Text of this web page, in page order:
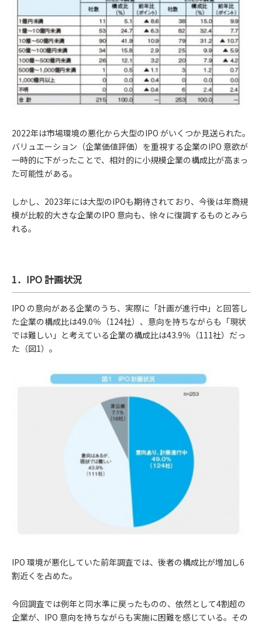
2022年は市場環境の悪化から大型のIPO がいくつか見送られた。
バリュエーション（企業価値評価）を重視する企業のIPO 意欲が
一時的に下がったことで、相対的に小規模企業の構成比が高まっ
た可能性がある。
しかし、2023年には大型のIPOも期待されており、今後は年商規
模が比較的大きな企業のIPO 意向も、徐々に復調するものとみら
れる。
1．IPO 計画状況
IPO の意向がある企業のうち、実際に「計画が進行中」と回答し
た企業の構成比は49.0％（124社）、意向を持ちながらも「現状
では難しい」と考えている企業の構成比は43.9％（111社）だっ
た（図1）。
IPO 環境が悪化していた前年調査では、後者の構成比が増加し6
割近くを占めた。
今回調査では例年と同水準に戻ったものの、依然として4割超の
企業が、IPO 意向を持ちながらも実施に困難を感じている。その